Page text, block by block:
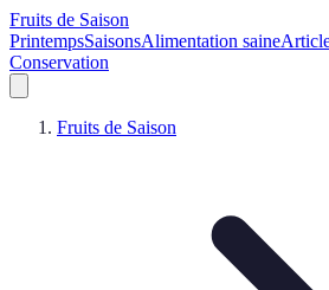
Fruits de Saison
PrintempsSaisonsAlimentation saine
Conservation
Fruits de Saison